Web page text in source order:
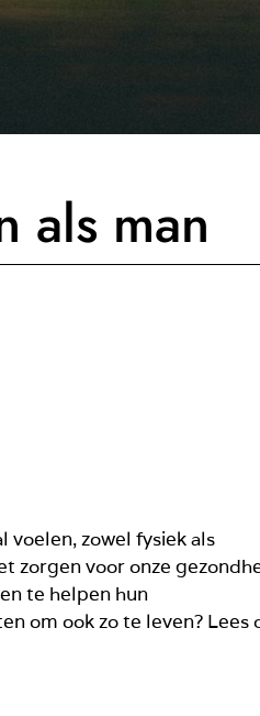
als man
voelen, zowel fysiek als
zorgen voor onze
te helpen hun
om ook zo te leven? Lees